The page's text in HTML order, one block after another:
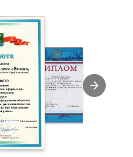
для подростка